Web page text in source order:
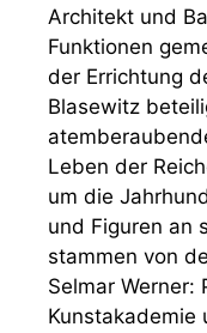
Architekt und
Funktionen
der Errichtung
Blasewitz
Leben der
um die
und Figuren an
stammen von
Selmar Werner:
Kunstakademie